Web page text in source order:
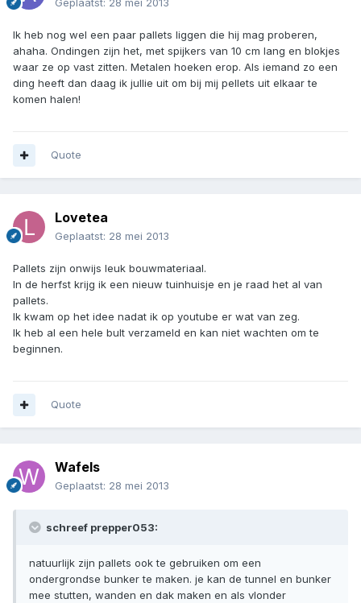
Geplaatst: 28 mei 2013
Ik heb nog wel een paar pallets liggen die hij mag proberen,
ahaha. Ondingen zijn het, met spijkers van 10 cm lang en blokjes
waar ze op vast zitten. Metalen hoeken erop. Als iemand zo een
ding heeft dan daag ik jullie uit om bij mij pellets uit elkaar te
komen halen!
Quote
Lovetea
Geplaatst: 28 mei 2013
Pallets zijn onwijs leuk bouwmateriaal.
In de herfst krijg ik een nieuw tuinhuisje en je raad het al van
pallets.
Ik kwam op het idee nadat ik op youtube er wat van zeg.
Ik heb al een hele bult verzameld en kan niet wachten om te
beginnen.
Quote
Wafels
Geplaatst: 28 mei 2013
schreef prepper053:
natuurlijk zijn pallets ook te gebruiken om een
ondergrondse bunker te maken. je kan de tunnel en bunker
mee stutten, wanden en dak maken en als vlonder